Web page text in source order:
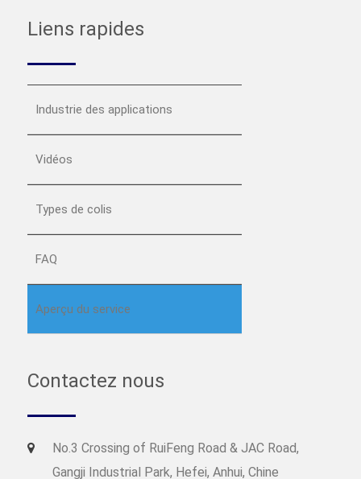
Liens rapides
Industrie des applications
Vidéos
Types de colis
FAQ
Aperçu du service
Contactez nous
No.3 Crossing of RuiFeng Road & JAC Road,
Gangji Industrial Park, Hefei, Anhui, Chine